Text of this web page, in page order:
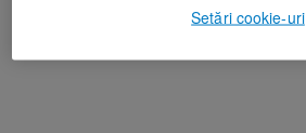
Setări cookie-uri